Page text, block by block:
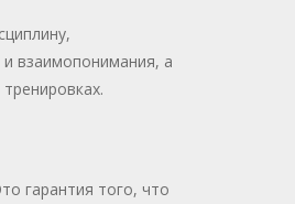
взаимопонимания, а
гарантия того, что